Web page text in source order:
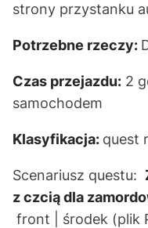
strony przystanku
Potrzebne rzeczy:
Czas przejazdu: 2
samochodem
Klasyfikacja: quest
Scenariusz questu:
z czcią dla
front
środek (plik